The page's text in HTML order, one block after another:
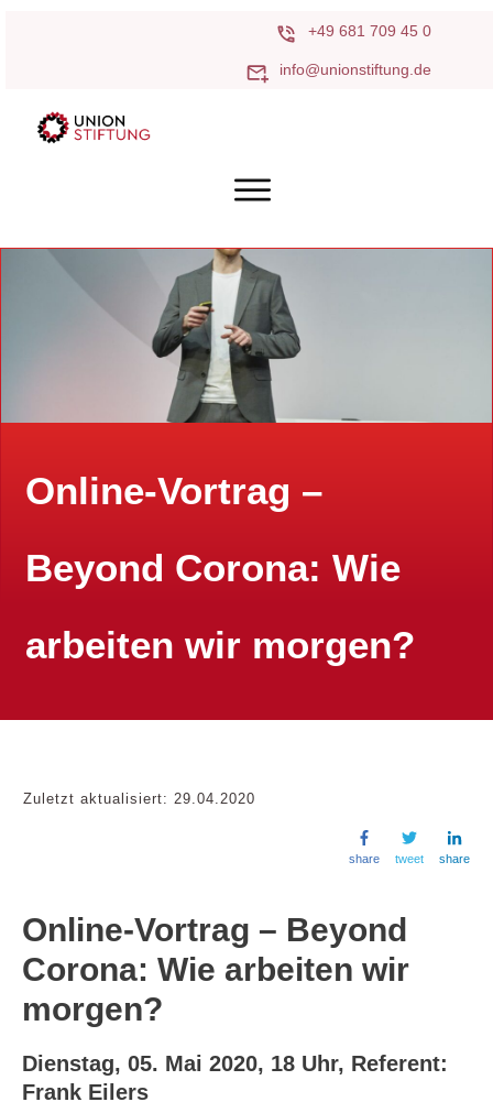
+49 681 709 45 0
info@unionstiftung.de
Online-Vortrag –
Beyond Corona: Wie
arbeiten wir morgen?
Zuletzt aktualisiert: 29.04.2020
share tweet share
Online-Vortrag – Beyond
Corona: Wie arbeiten wir
morgen?
Dienstag, 05. Mai 2020, 18 Uhr, Referent:
Frank Eilers